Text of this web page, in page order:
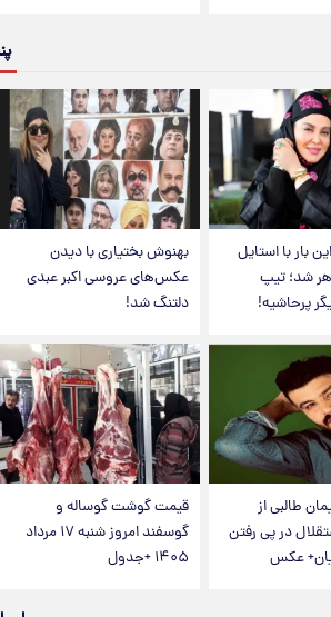
بار با استایل
شد؛ تیپ
پرحاشیه!
بهنوش بختیاری با دیدن
عکس‌های عروسی اکبر عبدی
دلتنگ شد!
طالبی از
در پی رفتن
عکس
قیمت گوشت گوساله و
گوسفند امروز شنبه ۱۷ مرداد
۱۴۰۵ +جدول